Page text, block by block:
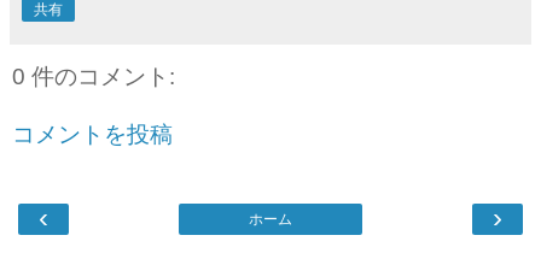
共有
0 件のコメント:
コメントを投稿
‹ ›
ホーム